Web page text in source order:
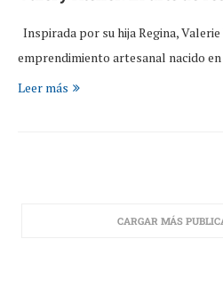
Inspirada por su hija Regina, Valerie
emprendimiento artesanal nacido
Leer más
CARGAR MÁS